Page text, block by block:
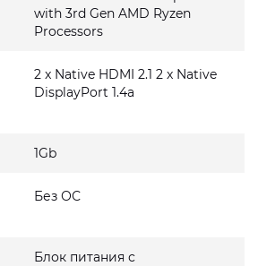
with 3rd Gen AMD Ryzen
Processors
2 x Native HDMI 2.1 2 x Native
DisplayPort 1.4a
1Gb
Без ОС
Блок питания с